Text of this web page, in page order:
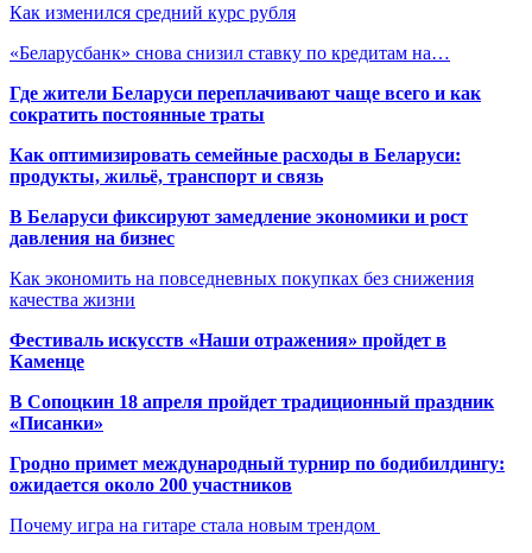
Как изменился средний курс рубля
«Беларусбанк» снова снизил ставку по кредитам на…
Где жители Беларуси переплачивают чаще всего и как
сократить постоянные траты
Как оптимизировать семейные расходы в Беларуси:
продукты, жильё, транспорт и связь
В Беларуси фиксируют замедление экономики и рост
давления на бизнес
Как экономить на повседневных покупках без снижения
качества жизни
Фестиваль искусств «Наши отражения» пройдет в
Каменце
В Сопоцкин 18 апреля пройдет традиционный праздник
«Писанки»
Гродно примет международный турнир по бодибилдингу:
ожидается около 200 участников
Почему игра на гитаре стала новым трендом